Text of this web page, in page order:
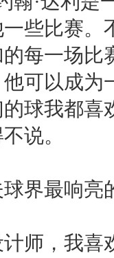
些比赛。
每一场
可以成
球我都喜
说。
最响亮
，我喜